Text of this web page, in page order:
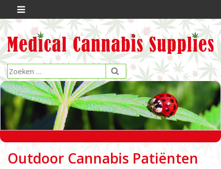
Outdoor Cannabis Patiënten